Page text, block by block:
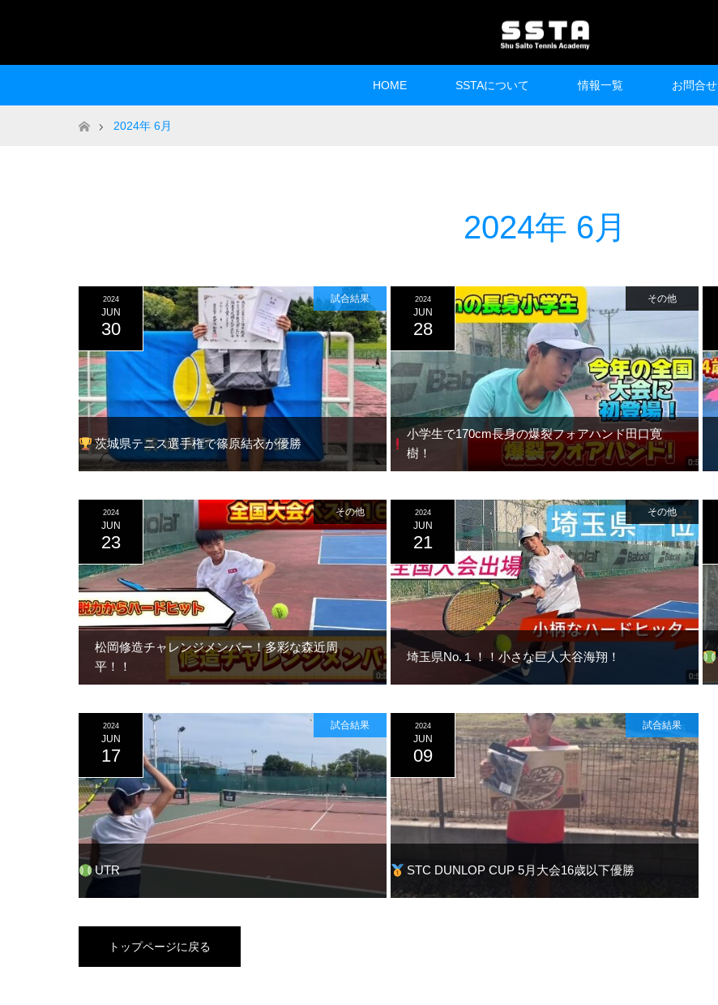
HOME SSTAについて 情報一覧 お問合せ
ホーム2024年 6月
2024年 6月
茨城県テニス選手権で篠原結衣が優勝
2024
JUN
30
試合結果
小学生で170cm長身の爆裂フォアハンド田口寛
樹！
2024
JUN
28
その他
松岡修造チャレンジメンバー！多彩な森近周
平！！
2024
JUN
23
その他
埼玉県No.１！！小さな巨人大谷海翔！
2024
JUN
21
その他
UTR
2024
JUN
17
試合結果
STC DUNLOP CUP 5月大会16歳以下優勝
2024
JUN
09
試合結果
トップページに戻る